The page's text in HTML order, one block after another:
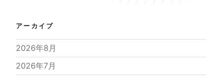
アーカイブ
2026年8月
2026年7月